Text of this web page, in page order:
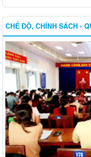
CHẾ ĐỘ, CHÍNH SÁCH -